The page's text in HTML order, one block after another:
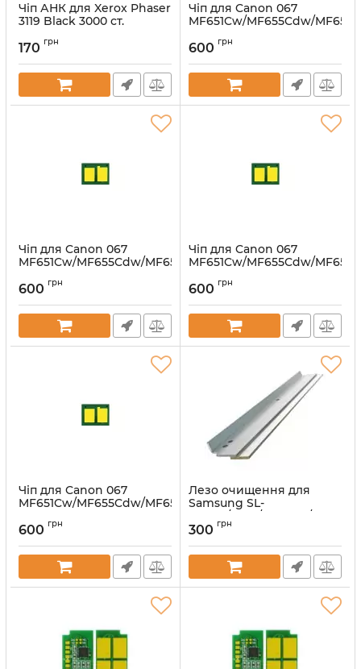
Чіп АНК для Xerox Phaser
3119 Black 3000 ст.
170 грн
Чіп для Canon 067
MF651Cw/MF655Cdw/
Артикул:
600 грн
Чіп для Canon 067
MF651Cw/MF655Cdw/MF657Cdw
Артикул:
600 грн
Чіп для Canon 067
MF651Cw/MF655Cdw/
Артикул:
600 грн
Чіп для Canon 067
MF651Cw/MF655Cdw/MF657Cdw
Артикул:
600 грн
Лезо очищення для
Samsung SL-
M2020/2070/ML-2160/SCX-
3400
Артикул:WB-D111S-237-ANK
300 грн